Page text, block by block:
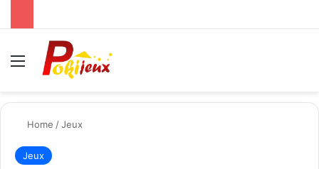
Menu
Home /Jeux
Jeux